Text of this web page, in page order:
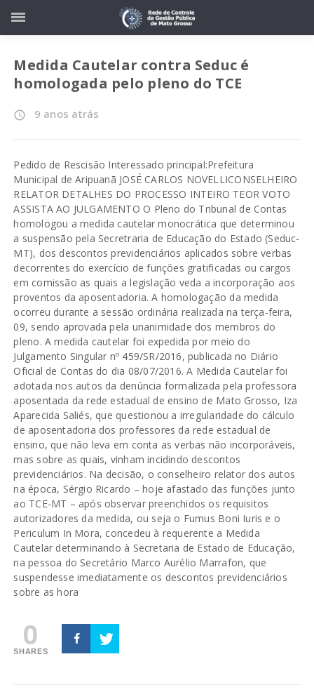
Medida Cautelar contra Seduc é
homologada pelo pleno do TCE
access_time 9 anos atrás
Pedido de Rescisão Interessado principal:Prefeitura
Municipal de Aripuanã JOSÉ CARLOS NOVELLICONSELHEIRO
RELATOR DETALHES DO PROCESSO INTEIRO TEOR VOTO
ASSISTA AO JULGAMENTO O Pleno do Tribunal de Contas
homologou a medida cautelar monocrática que determinou
a suspensão pela Secretraria de Educação do Estado (Seduc-
MT), dos descontos previdenciários aplicados sobre verbas
decorrentes do exercício de funções gratificadas ou cargos
em comissão as quais a legislação veda a incorporação aos
proventos da aposentadoria. A homologação da medida
ocorreu durante a sessão ordinária realizada na terça-feira,
09, sendo aprovada pela unanimidade dos membros do
pleno. A medida cautelar foi expedida por meio do
Julgamento Singular nº 459/SR/2016, publicada no Diário
Oficial de Contas do dia 08/07/2016. A Medida Cautelar foi
adotada nos autos da denúncia formalizada pela professora
aposentada da rede estadual de ensino de Mato Grosso, Iza
Aparecida Saliés, que questionou a irregularidade do cálculo
de aposentadoria dos professores da rede estadual de
ensino, que não leva em conta as verbas não incorporáveis,
mas sobre as quais, vinham incidindo descontos
previdenciários. Na decisão, o conselheiro relator dos autos
na época, Sérgio Ricardo – hoje afastado das funções junto
ao TCE-MT – após observar preenchidos os requisitos
autorizadores da medida, ou seja o Fumus Boni Iuris e o
Periculum In Mora, concedeu à requerente a Medida
Cautelar determinando à Secretaria de Estado de Educação,
na pessoa do Secretário Marco Aurélio Marrafon, que
suspendesse imediatamente os descontos previdenciários
sobre as hora
0
SHARES